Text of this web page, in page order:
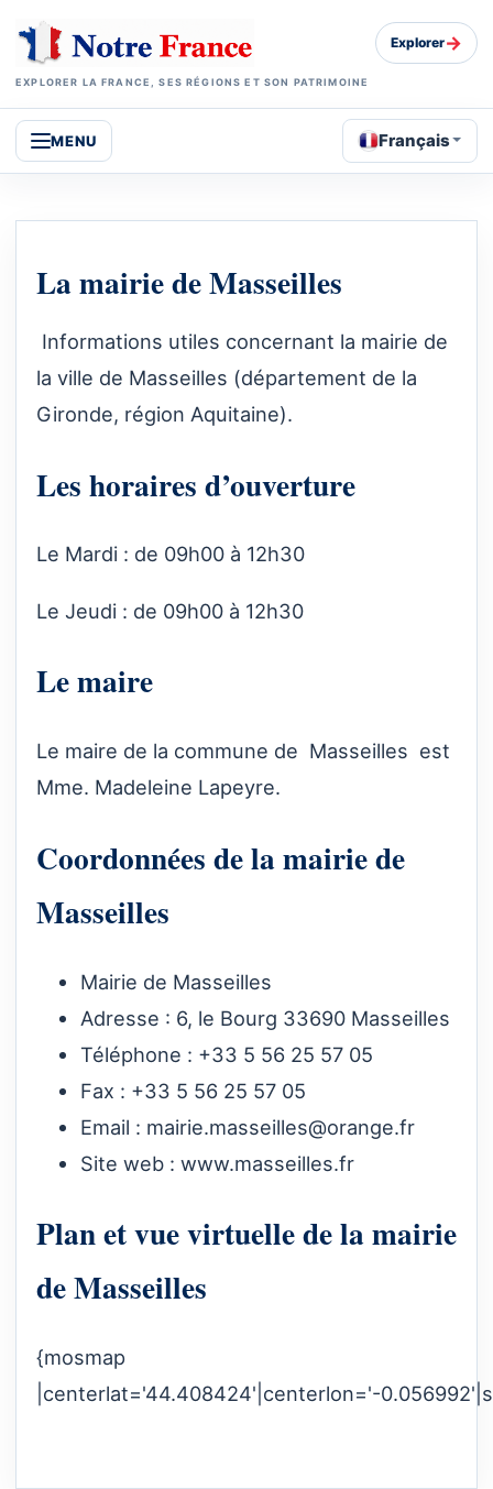
EXPLORER LA FRANCE, SES RÉGIONS ET SON PATRIMOINE
Explorer→
MENU Français
La mairie de Masseilles
Informations utiles concernant la mairie de
la ville de Masseilles (département de la
Gironde, région Aquitaine).
Les horaires d’ouverture
Le Mardi : de 09h00 à 12h30
Le Jeudi : de 09h00 à 12h30
Le maire
Le maire de la commune de Masseilles est
Mme. Madeleine Lapeyre.
Coordonnées de la mairie de
Masseilles
Mairie de Masseilles
Adresse : 6, le Bourg 33690 Masseilles
Téléphone : +33 5 56 25 57 05
Fax : +33 5 56 25 57 05
Email : mairie.masseilles@orange.fr
Site web : www.masseilles.fr
Plan et vue virtuelle de la mairie
de Masseilles
{mosmap
|centerlat='44.408424'|centerlon='-